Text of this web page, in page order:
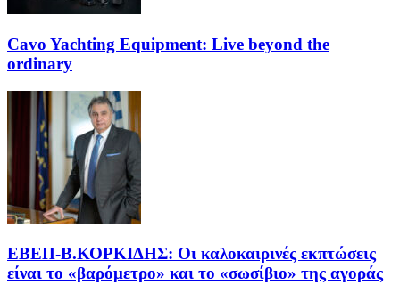
Cavo Yachting Equipment: Live beyond the
ordinary
EΒΕΠ-Β.ΚΟΡΚΙΔΗΣ: Οι καλοκαιρινές εκπτώσεις
είναι το «βαρόμετρο» και το «σωσίβιο» της αγοράς